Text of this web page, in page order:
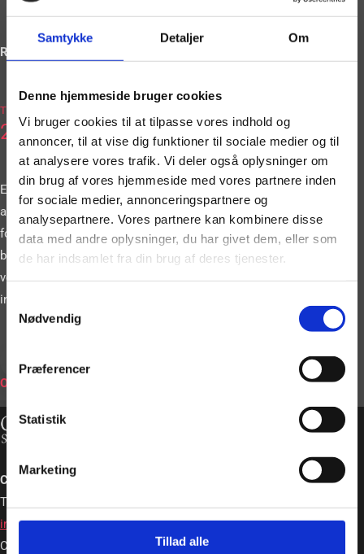
Samtykke Detaljer Om
Denne hjemmeside bruger cookies
Vi bruger cookies til at tilpasse vores indhold og
annoncer, til at vise dig funktioner til sociale medier og til
at analysere vores trafik. Vi deler også oplysninger om
din brug af vores hjemmeside med vores partnere inden
for sociale medier, annonceringspartnere og
analysepartnere. Vores partnere kan kombinere disse
data med andre oplysninger, du har givet dem, eller som
de har indsamlet fra din brug af deres tjenester.
Samtykkevalg
Nødvendig
Præferencer
Statistik
Marketing
Tillad alle
Ring og book på
Tlf.
2036
2663
Eller book vores
artister gennem vores
formular. Vi
bestræber os på at
vende tilbage til dig
inden for 24 timer.
BOOK
ONLINE
Charlotte Schou – Strip og Event
Tlf. +45 20362663
info@charlotteschou.dk
CVR: 31814642